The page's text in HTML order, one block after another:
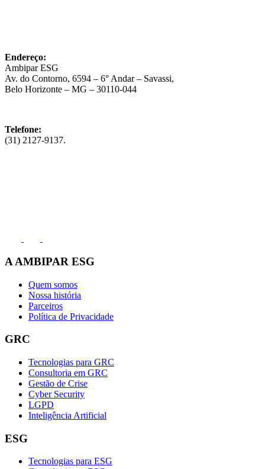
Endereço:
Ambipar ESG
Av. do Contorno, 6594 – 6° Andar – Savassi,
Belo Horizonte – MG – 30110-044
Telefone:
(31) 2127-9137.
A AMBIPAR ESG
Quem somos
Nossa história
Parceiros
Política de Privacidade
GRC
Tecnologias para GRC
Consultoria em GRC
Gestão de Crise
Cyber Security
LGPD
Inteligência Artificial
ESG
Tecnologias para ESG